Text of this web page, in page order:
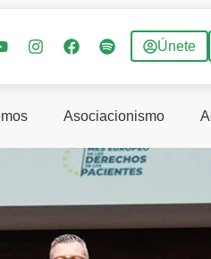
Únete
Asociacionismo